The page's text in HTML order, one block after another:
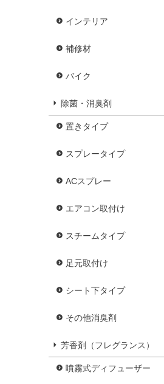
インテリア
補修材
バイク
除菌・消臭剤
置きタイプ
スプレータイプ
ACスプレー
エアコン取付け
スチームタイプ
足元取付け
シート下タイプ
その他消臭剤
芳香剤（フレグランス）
噴霧式ディフューザー